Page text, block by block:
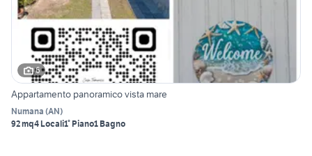
6
Appartamento panoramico vista mare
Numana (AN)
92 mq4 Locali1° Piano1 Bagno